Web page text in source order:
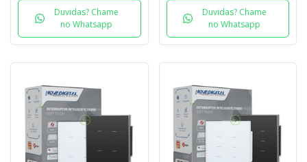
Duvidas? Chame
no Whatsapp
Duvidas? Chame
no Whatsapp